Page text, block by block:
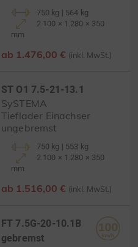
750 kg | 564 kg
2.100 × 1.280 × 350
mm
ab 1.476,00 € (inkl. MwSt.)
ST O1 7.5-21-13.1
SySTEMA
Tieflader Einachser
ungebremst
750 kg | 553 kg
2.100 × 1.280 × 350
mm
ab 1.516,00 € (inkl. MwSt.)
FT 7.5G-20-10.1B
gebremst